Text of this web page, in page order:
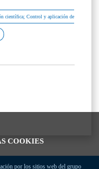
COOKIES
por los sitios web del grupo
científica; Control y aplicación de